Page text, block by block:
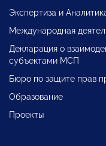
Экспертиза и
Международная
Декларация о
субъектами МСП
Бюро по защите прав
Образование
Проекты